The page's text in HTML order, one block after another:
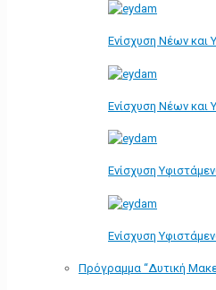
Ενίσχυση Νέων και
Ενίσχυση Νέων και
Ενίσχυση
Ενίσχυση
Πρόγραμμα “Δυτική